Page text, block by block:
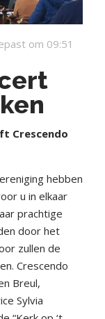
om 09:51
Crescendo
hebben
u in elkaar
prachtige
door het
zullen de
Crescendo
Breul,
Sylvia